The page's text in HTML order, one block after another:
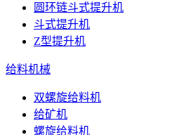
圆环链斗式提升机
斗式提升机
Z型提升机
给料机械
双螺旋给料机
给矿机
螺旋给料机